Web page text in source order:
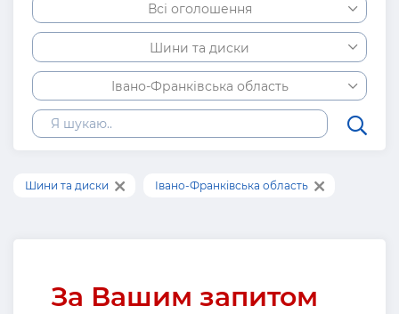
Всі оголошення
Шини та диски
Івано-Франківська область
Шини та диски Івано-Франківська область
За Вашим запитом